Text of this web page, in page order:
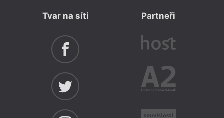
Tvar na síti Partneři